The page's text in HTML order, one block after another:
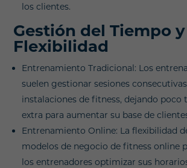
los clientes.
Gestión del Tiempo y
Flexibilidad
Entrenamiento Tradicional: Los
suelen gestionar sesiones
instalaciones de fitness, dejando poco
extra para aumentar su base de
Entrenamiento Online: La flexibilidad
modelos de negocio de fitness online
los entrenadores optimizar sus